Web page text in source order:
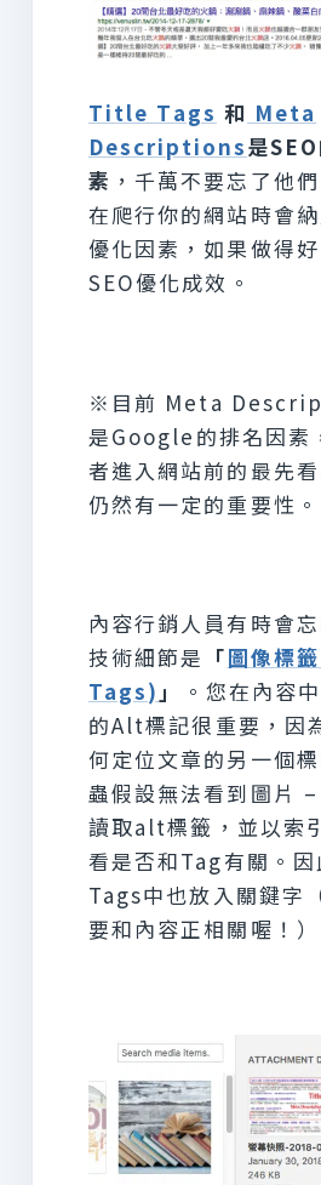
Title Tags 和 Meta
Descriptions是
素 ，千萬不要忘了他
在爬行你的網站時會
優化因素，如果做得
SEO優化成效。
※目前 Meta
是Google的排名因素
者進入網站前的最先看
仍然有一定的重要性。
內容行銷人員有時會
技術細節是 「圖像標
Tags) 」
。您在內容
的Alt標記很重要，因
何定位文章的另一個
蟲假設無法看到圖片
讀取alt標籤，並以索
看是否和Tag有關。
Tags中也放入關鍵字
要和內容正相關喔！）